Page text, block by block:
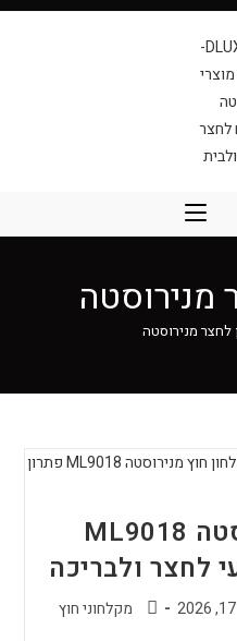
מנירוסטה
לחצר מנירוסטה
מקלחון חוץ מנירוסטה ML9018
לחצר ולבריכה
מקלחוני חוץ